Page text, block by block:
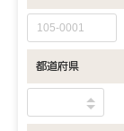
都道府県